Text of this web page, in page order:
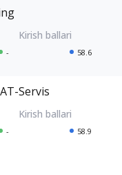
- 58.6
Servis
- 58.9